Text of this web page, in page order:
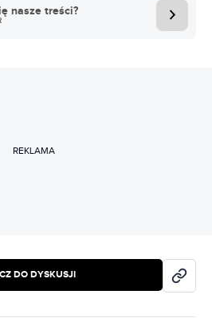
nasze treści?
REKLAMA
DO DYSKUSJI